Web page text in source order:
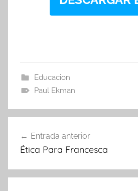
Educacion
Paul Ekman
de
Entrada anterior
Ética Para Francesca